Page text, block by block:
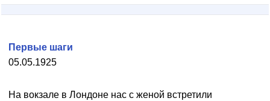
05.05.1925
Первые шаги
На вокзале в Лондоне нас с женой встретили